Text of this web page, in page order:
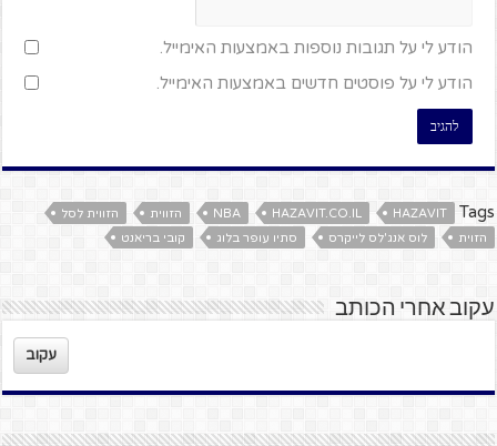
הודע לי על תגובות נוספות באמצעות האימייל.
הודע לי על פוסטים חדשים באמצעות האימייל.
Tags
HAZAVIT
HAZAVIT.CO.IL
NBA הזווית
הזווית לסל
הזוית
לוס אנג'לס לייקרס סתיו עופר בלוג קובי בריאנט
עקוב אחרי הכותב
עקוב